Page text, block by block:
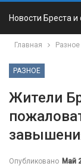
Новости Бреста и
Главная Разное
РАЗНОЕ
Жители
Опубликовано Май